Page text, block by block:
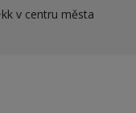
v centru města